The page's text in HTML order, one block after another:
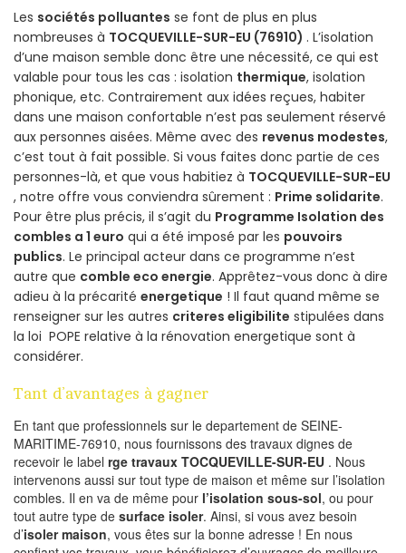
Les sociétés polluantes se font de plus en plus
nombreuses à TOCQUEVILLE-SUR-EU (76910) . L’isolation
d’une maison semble donc être une nécessité, ce qui est
valable pour tous les cas : isolation thermique, isolation
phonique, etc. Contrairement aux idées reçues, habiter
dans une maison confortable n’est pas seulement réservé
aux personnes aisées. Même avec des revenus modestes,
c’est tout à fait possible. Si vous faites donc partie de ces
personnes-là, et que vous habitiez à TOCQUEVILLE-SUR-EU
, notre offre vous conviendra sûrement : Prime solidarite.
Pour être plus précis, il s’agit du Programme Isolation des
combles a 1 euro qui a été imposé par les pouvoirs
publics. Le principal acteur dans ce programme n’est
autre que comble eco energie. Apprêtez-vous donc à dire
adieu à la précarité energetique ! Il faut quand même se
renseigner sur les autres criteres eligibilite stipulées dans
la loi POPE relative à la rénovation energetique sont à
considérer.
Tant d’avantages à gagner
En tant que professionnels sur le departement de SEINE-
MARITIME-76910, nous fournissons des travaux dignes de
recevoir le label rge travaux TOCQUEVILLE-SUR-EU . Nous
intervenons aussi sur tout type de maison et même sur l’isolation
combles. Il en va de même pour l’isolation sous-sol, ou pour
tout autre type de surface isoler. Ainsi, si vous avez besoin
d’isoler maison, vous êtes sur la bonne adresse ! En nous